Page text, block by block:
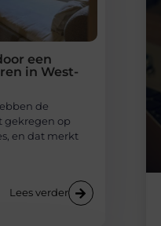
een
in West-
de
gekregen op
en dat merkt
Lees verder